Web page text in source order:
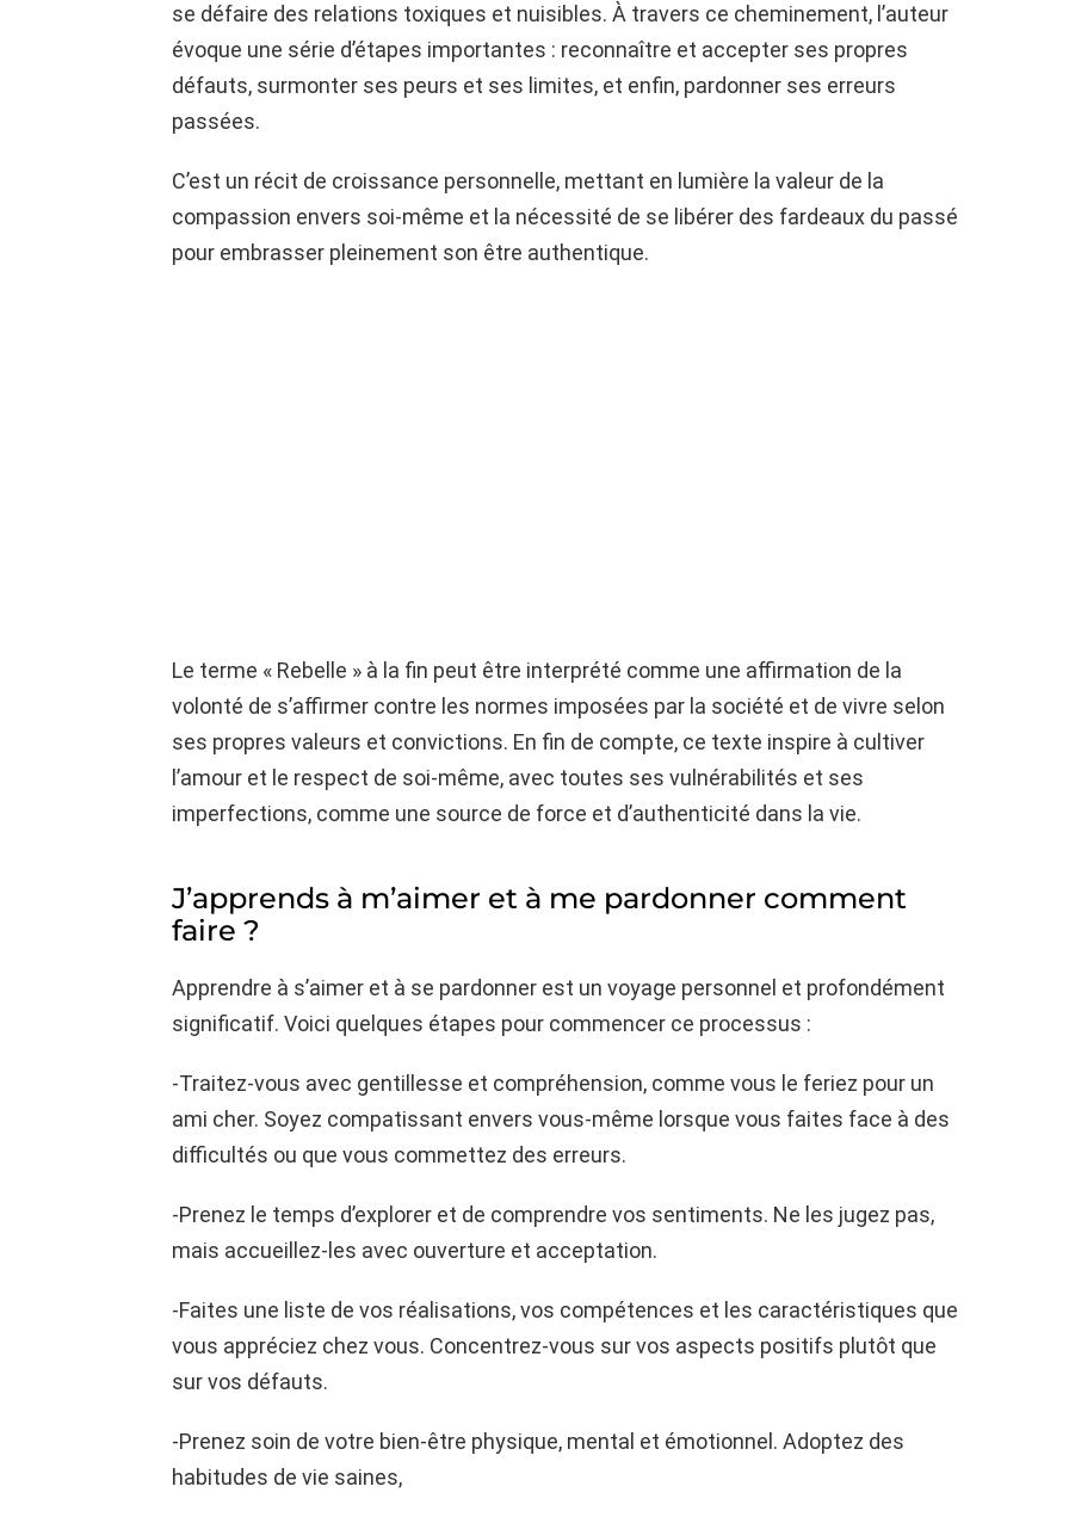
se défaire des relations toxiques et nuisibles. À travers ce cheminement, l’auteur
évoque une série d’étapes importantes : reconnaître et accepter ses propres
défauts, surmonter ses peurs et ses limites, et enfin, pardonner ses erreurs
passées.
C’est un récit de croissance personnelle, mettant en lumière la valeur de la
compassion envers soi-même et la nécessité de se libérer des fardeaux du passé
pour embrasser pleinement son être authentique.
Le terme « Rebelle » à la fin peut être interprété comme une affirmation de la
volonté de s’affirmer contre les normes imposées par la société et de vivre selon
ses propres valeurs et convictions. En fin de compte, ce texte inspire à cultiver
l’amour et le respect de soi-même, avec toutes ses vulnérabilités et ses
imperfections, comme une source de force et d’authenticité dans la vie.
J’apprends à m’aimer et à me pardonner comment
faire ?
Apprendre à s’aimer et à se pardonner est un voyage personnel et profondément
significatif. Voici quelques étapes pour commencer ce processus :
-Traitez-vous avec gentillesse et compréhension, comme vous le feriez pour un
ami cher. Soyez compatissant envers vous-même lorsque vous faites face à des
difficultés ou que vous commettez des erreurs.
-Prenez le temps d’explorer et de comprendre vos sentiments. Ne les jugez pas,
mais accueillez-les avec ouverture et acceptation.
-Faites une liste de vos réalisations, vos compétences et les caractéristiques que
vous appréciez chez vous. Concentrez-vous sur vos aspects positifs plutôt que
sur vos défauts.
-Prenez soin de votre bien-être physique, mental et émotionnel. Adoptez des
habitudes de vie saines,